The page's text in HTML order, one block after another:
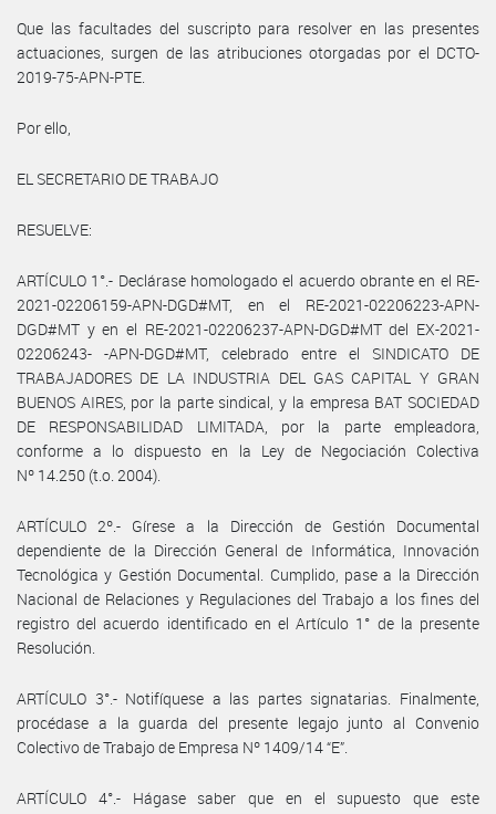
Que las facultades del suscripto para resolver en las presentes
actuaciones, surgen de las atribuciones otorgadas por el DCTO-
2019-75-APN-PTE.
Por ello,
EL SECRETARIO DE TRABAJO
RESUELVE:
ARTÍCULO 1°.- Declárase homologado el acuerdo obrante en el RE-
2021-02206159-APN-DGD#MT, en el RE-2021-02206223-APN-
DGD#MT y en el RE-2021-02206237-APN-DGD#MT del EX-2021-
02206243- -APN-DGD#MT, celebrado entre el SINDICATO DE
TRABAJADORES DE LA INDUSTRIA DEL GAS CAPITAL Y GRAN
BUENOS AIRES, por la parte sindical, y la empresa BAT SOCIEDAD
DE RESPONSABILIDAD LIMITADA, por la parte empleadora,
conforme a lo dispuesto en la Ley de Negociación Colectiva
Nº 14.250 (t.o. 2004).
ARTÍCULO 2º.- Gírese a la Dirección de Gestión Documental
dependiente de la Dirección General de Informática, Innovación
Tecnológica y Gestión Documental. Cumplido, pase a la Dirección
Nacional de Relaciones y Regulaciones del Trabajo a los fines del
registro del acuerdo identificado en el Artículo 1° de la presente
Resolución.
ARTÍCULO 3°.- Notifíquese a las partes signatarias. Finalmente,
procédase a la guarda del presente legajo junto al Convenio
Colectivo de Trabajo de Empresa Nº 1409/14 “E”.
ARTÍCULO 4°.- Hágase saber que en el supuesto que este